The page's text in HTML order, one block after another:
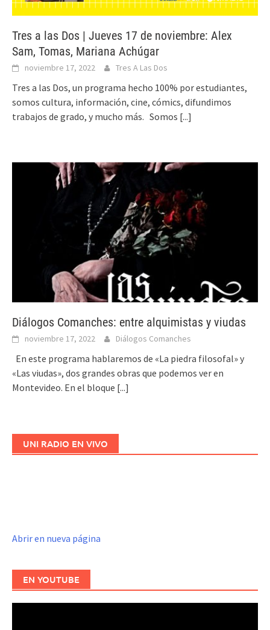
Tres a las Dos | Jueves 17 de noviembre: Alex
Sam, Tomas, Mariana Achúgar
noviembre 17, 2022 Tres A Las Dos
Tres a las Dos, un programa hecho 100% por estudiantes,
somos cultura, información, cine, cómics, difundimos
trabajos de grado, y mucho más. Somos [...]
Diálogos Comanches: entre alquimistas y viudas
noviembre 17, 2022 Diálogos Comanches
En este programa hablaremos de «La piedra filosofal» y
«Las viudas», dos grandes obras que podemos ver en
Montevideo. En el bloque [...]
UNI RADIO EN VIVO
Abrir en nueva página
EN YOUTUBE